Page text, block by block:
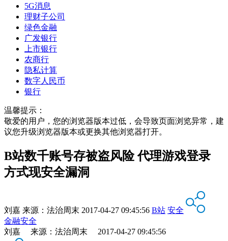
5G消息
理财子公司
绿色金融
广发银行
上市银行
农商行
隐私计算
数字人民币
银行
温馨提示：
敬爱的用户，您的浏览器版本过低，会导致页面浏览异常，建
议您升级浏览器版本或更换其他浏览器打开。
B站数千账号存被盗风险 代理游戏登录
方式现安全漏洞
刘嘉 来源： 法治周末 2017-04-27 09:45:56 B站 安全
金融安全
刘嘉 来源：法治周末 2017-04-27 09:45:56